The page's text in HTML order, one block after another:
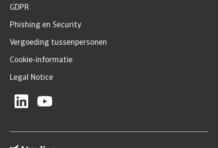
GDPR
Phishing en Security
Vergoeding tussenpersonen
Cookie-informatie
Legal Notice